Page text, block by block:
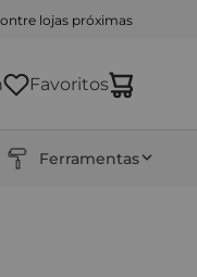
lojas próximas
Favoritos
Ferramentas